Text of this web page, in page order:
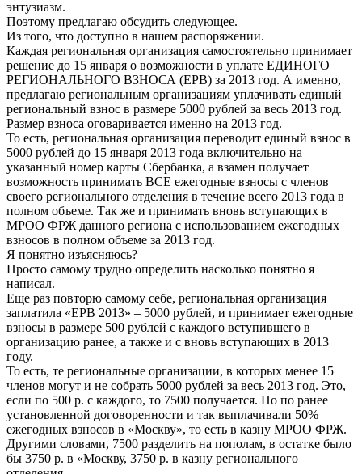
энтузиазм.
Поэтому предлагаю обсудить следующее.
Из того, что доступно в нашем распоряжении.
Каждая региональная организация самостоятельно принимает
решение до 15 января о возможности в уплате ЕДИНОГО
РЕГИОНАЛЬНОГО ВЗНОСА (ЕРВ) за 2013 год. А именно,
предлагаю региональным организациям уплачивать единый
региональный взнос в размере 5000 рублей за весь 2013 год.
Размер взноса оговаривается именно на 2013 год.
То есть, региональная организация переводит единый взнос в
5000 рублей до 15 января 2013 года включительно на
указанный номер карты Сбербанка, а взамен получает
возможность принимать ВСЕ ежегодные взносы с членов
своего регионального отделения в течение всего 2013 года в
полном объеме. Так же и принимать вновь вступающих в
МРОО ФРЖ данного региона с использованием ежегодных
взносов в полном объеме за 2013 год.
Я понятно изъясняюсь?
Просто самому трудно определить насколько понятно я
написал.
Еще раз повторю самому себе, региональная организация
заплатила «ЕРВ 2013» – 5000 рублей, и принимает ежегодные
взносы в размере 500 рублей с каждого вступившего в
организацию ранее, а также и с вновь вступающих в 2013
году.
То есть, те региональные организации, в которых менее 15
членов могут и не собрать 5000 рублей за весь 2013 год. Это,
если по 500 р. с каждого, то 7500 получается. Но по ранее
установленной договоренности и так выплачивали 50%
ежегодных взносов в «Москву», то есть в казну МРОО ФРЖ.
Другими словами, 7500 разделить на пополам, в остатке было
бы 3750 р. в «Москву, 3750 р. в казну регионального